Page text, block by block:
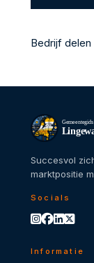
Bedrijf delen
Gemeentegids
Succesvol
marktpositie
Socials
Informatie